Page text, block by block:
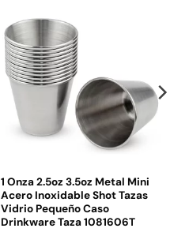
1 Onza 2.5oz 3.5oz Metal Mini
Acero Inoxidable Shot Tazas
Vidrio Pequeño Caso
Drinkware Taza 1081606T